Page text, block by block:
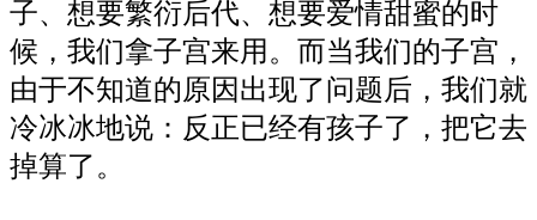
子、想要繁衍后代、想要爱情甜蜜的时
候，我们拿子宫来用。而当我们的子宫，
由于不知道的原因出现了问题后，我们就
冷冰冰地说：反正已经有孩子了，把它去
掉算了。